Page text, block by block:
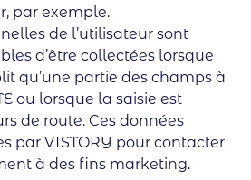
par exemple.
de l’utilisateur sont
d’être collectées lorsque
qu’une partie des champs à
ou lorsque la saisie est
de route. Ces données
par VISTORY pour contacter
à des fins marketing.